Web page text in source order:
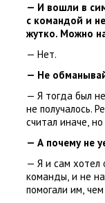
— И вошли в
с командой и
жутко. Можно
— Нет.
— Не
— Я тогда был
не получалось.
считал иначе, но
— А почему не
— Я и сам хотел
команды, и не
помогали им,